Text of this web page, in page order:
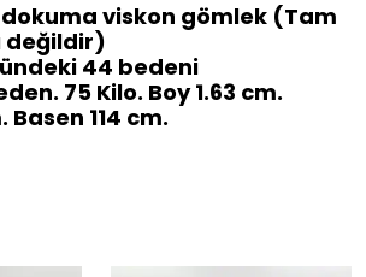
viskon gömlek (Tam
değildir)
44 bedeni
75 Kilo. Boy 1.63 cm.
Basen 114 cm.